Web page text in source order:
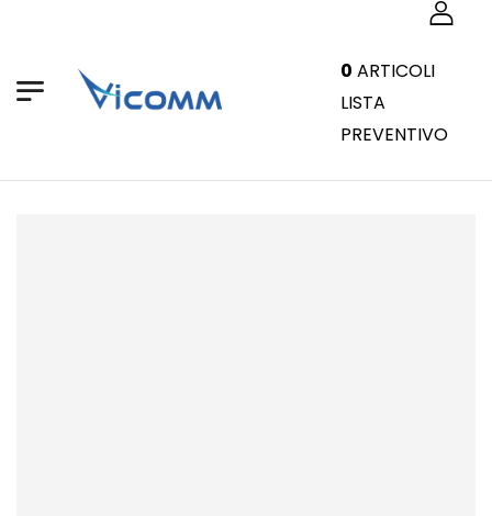
0 ARTICOLI
LISTA
PREVENTIVO